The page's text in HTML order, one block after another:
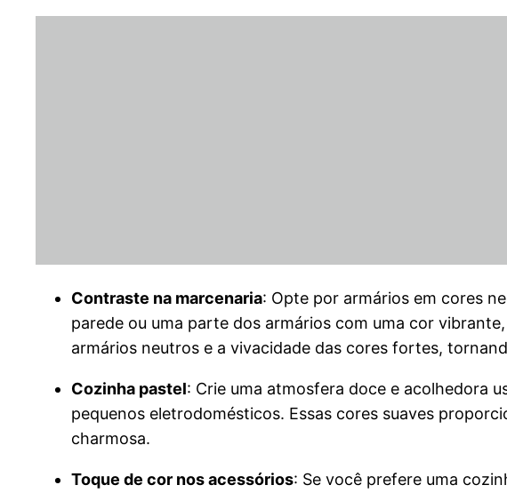
Contraste na marcenaria: Opte por armários em cores
parede ou uma parte dos armários com uma cor
armários neutros e a vivacidade das cores fortes,
Cozinha pastel: Crie uma atmosfera doce e acolhedora
pequenos eletrodomésticos. Essas cores suaves
charmosa.
Toque de cor nos acessórios: Se você prefere uma